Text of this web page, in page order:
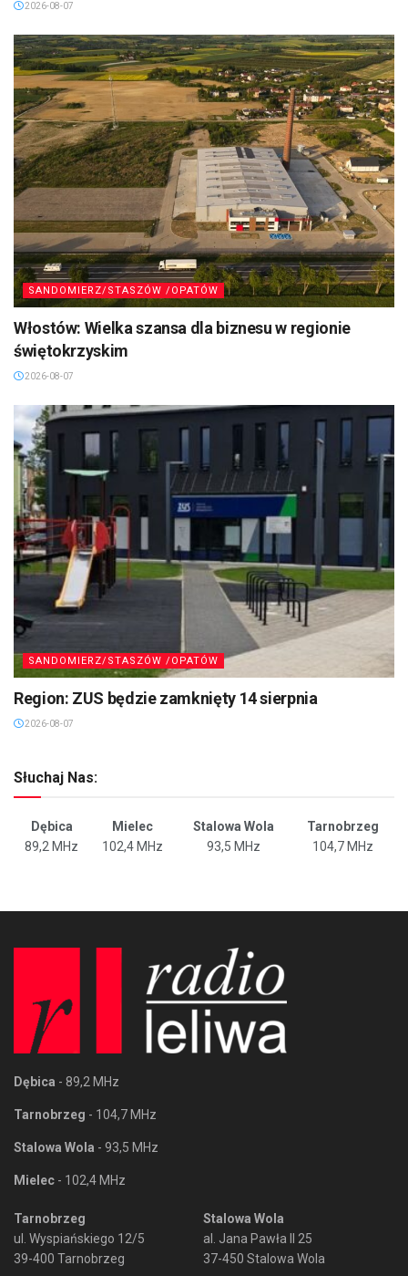
2026-08-07
SANDOMIERZ/STASZÓW /OPATÓW
Włostów: Wielka szansa dla biznesu w regionie
świętokrzyskim
2026-08-07
SANDOMIERZ/STASZÓW /OPATÓW
Region: ZUS będzie zamknięty 14 sierpnia
2026-08-07
Słuchaj Nas:
Dębica Mielec Stalowa Wola
Tarnobrzeg
89,2 MHz
102,4 MHz 93,5 MHz 104,7 MHz
Dębica - 89,2 MHz
Tarnobrzeg - 104,7 MHz
Stalowa Wola - 93,5 MHz
Mielec - 102,4 MHz
Tarnobrzeg
ul. Wyspiańskiego 12/5
39-400 Tarnobrzeg
Stalowa Wola
al. Jana Pawła II 25
37-450 Stalowa Wola